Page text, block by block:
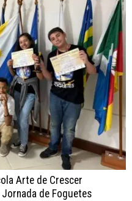
Arte de Crescer
de Foguetes